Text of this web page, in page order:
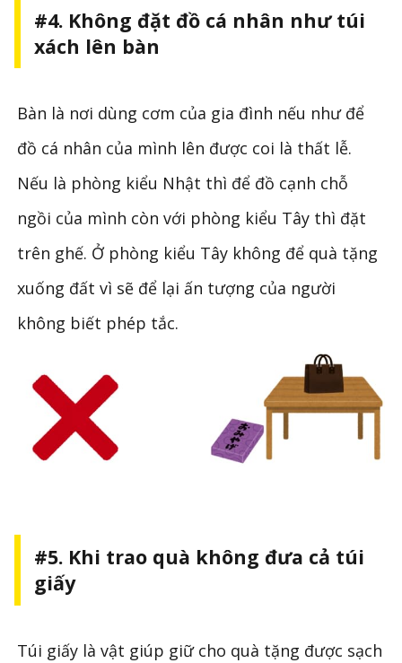
#4. Không đặt đồ cá nhân như túi
xách lên bàn
Bàn là nơi dùng cơm của gia đình nếu như để
đồ cá nhân của mình lên được coi là thất lễ.
Nếu là phòng kiểu Nhật thì để đồ cạnh chỗ
ngồi của mình còn với phòng kiểu Tây thì đặt
trên ghế. Ở phòng kiểu Tây không để quà tặng
xuống đất vì sẽ để lại ấn tượng của người
không biết phép tắc.
#5. Khi trao quà không đưa cả túi
giấy
Túi giấy là vật giúp giữ cho quà tặng được sạch